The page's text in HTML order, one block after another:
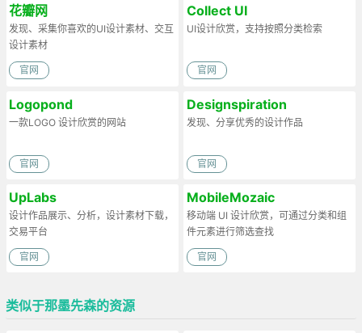
花瓣网
发现、采集你喜欢的UI设计素材、交互
设计素材
官网
Collect UI
UI设计欣赏，支持按照分类检索
官网
Logopond
一款LOGO 设计欣赏的网站
官网
Designspiration
发现、分享优秀的设计作品
官网
UpLabs
设计作品展示、分析，设计素材下载，
交易平台
官网
MobileMozaic
移动端 UI 设计欣赏，可通过分类和组
件元素进行筛选查找
官网
类似于那墨先森的资源